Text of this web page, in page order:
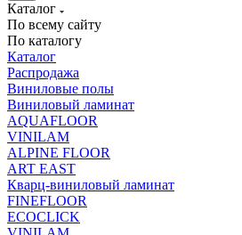
Каталог
По всему сайту
По каталогу
Каталог
Распродажа
Виниловые полы
Виниловый ламинат
AQUAFLOOR
VINILAM
ALPINE FLOOR
ART EAST
Кварц-виниловый ламинат
FINEFLOOR
ECOCLICK